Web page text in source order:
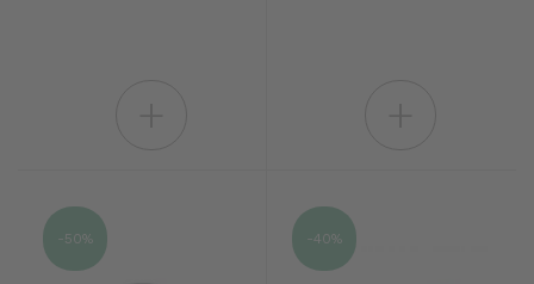
-50% -40%